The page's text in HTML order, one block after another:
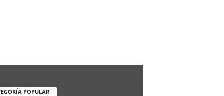
POPULAR